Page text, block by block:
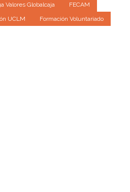
Valores Globalcaja
FECAM
UCLM
Formación Voluntariado